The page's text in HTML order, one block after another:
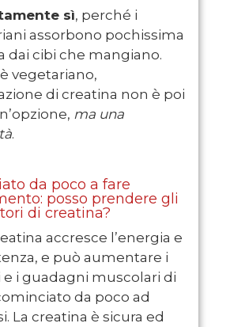
sì, perché i
assorbono pochissima
dai cibi che mangiano.
vegetariano,
di creatina non è poi
ma una
.
da poco a fare
posso prendere gli
di creatina?
accresce l’energia e
e può aumentare i
i guadagni muscolari di
da poco ad
La creatina è sicura ed